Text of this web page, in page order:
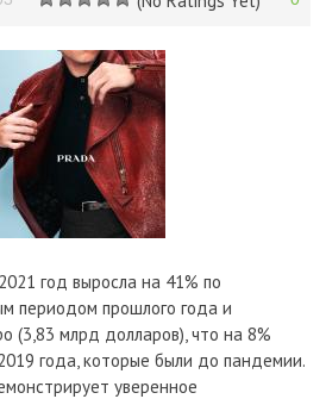
год выросла на 41% по
периодом прошлого года и
(3,83 млрд долларов), что на 8%
года, которые были до пандемии.
уверенное